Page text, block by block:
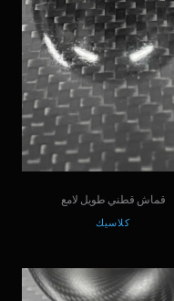
قماش قطني طويل لامع
كلاسيك